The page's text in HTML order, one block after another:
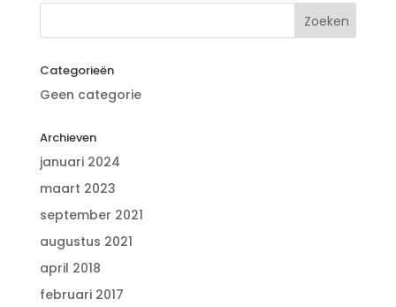
Categorieën
Geen categorie
Archieven
januari 2024
maart 2023
september 2021
augustus 2021
april 2018
februari 2017